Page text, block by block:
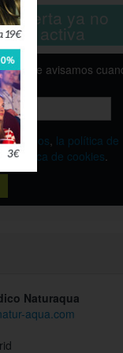
oferta ya no
está activa
y te avisamos
términos, la política de
la política de cookies.
Naturaqua
aqua.com